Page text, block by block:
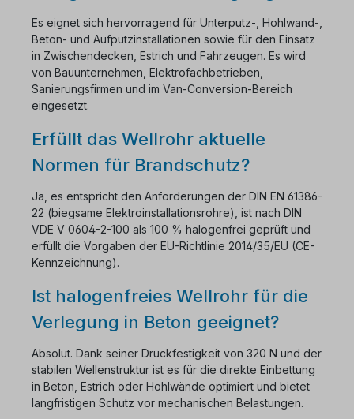
Es eignet sich hervorragend für Unterputz-, Hohlwand-,
Beton- und Aufputzinstallationen sowie für den Einsatz
in Zwischendecken, Estrich und Fahrzeugen. Es wird
von Bauunternehmen, Elektrofachbetrieben,
Sanierungsfirmen und im Van-Conversion-Bereich
eingesetzt.
Erfüllt das Wellrohr aktuelle
Normen für Brandschutz?
Ja, es entspricht den Anforderungen der DIN EN 61386-
22 (biegsame Elektroinstallationsrohre), ist nach DIN
VDE V 0604-2-100 als 100 % halogenfrei geprüft und
erfüllt die Vorgaben der EU-Richtlinie 2014/35/EU (CE-
Kennzeichnung).
Ist halogenfreies Wellrohr für die
Verlegung in Beton geeignet?
Absolut. Dank seiner Druckfestigkeit von 320 N und der
stabilen Wellenstruktur ist es für die direkte Einbettung
in Beton, Estrich oder Hohlwände optimiert und bietet
langfristigen Schutz vor mechanischen Belastungen.